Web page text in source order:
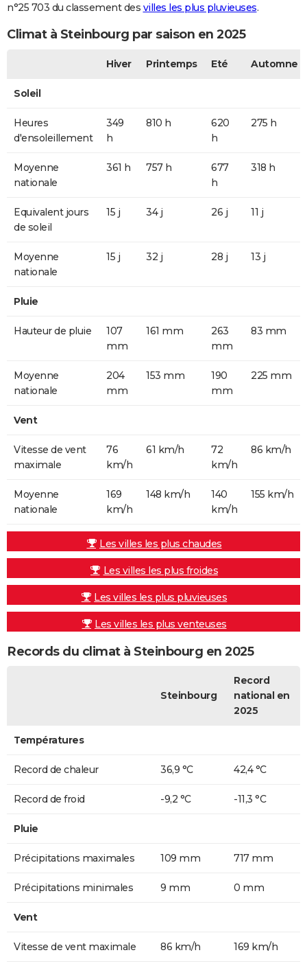
n°25 703 du classement des villes les plus pluvieuses.
Climat à Steinbourg par saison en 2025
Hiver Printemps Eté Automne
Soleil
Heures
d'ensoleillement
349
h
810 h
620
h
275 h
Moyenne
nationale
361 h 757 h
677
h
318 h
Equivalent jours
de soleil
15 j 34 j 26 j 11 j
Moyenne
nationale
15 j 32 j 28 j 13 j
Pluie
Hauteur de pluie
107
mm
161 mm
263
mm
83 mm
Moyenne
nationale
204
mm
153 mm
190
mm
225 mm
Vent
Vitesse de vent
maximale
76
km/h
61 km/h
72
km/h
86 km/h
Moyenne
nationale
169
km/h
148 km/h
140
km/h
155 km/h
Les villes les plus chaudes
Les villes les plus froides
Les villes les plus pluvieuses
Les villes les plus venteuses
Records du climat à Steinbourg en 2025
Steinbourg
Record
national en
2025
Températures
Record de chaleur 36,9 °C 42,4 °C
Record de froid -9,2 °C -11,3 °C
Pluie
Précipitations maximales 109 mm 717 mm
Précipitations minimales 9 mm 0 mm
Vent
Vitesse de vent maximale 86 km/h 169 km/h